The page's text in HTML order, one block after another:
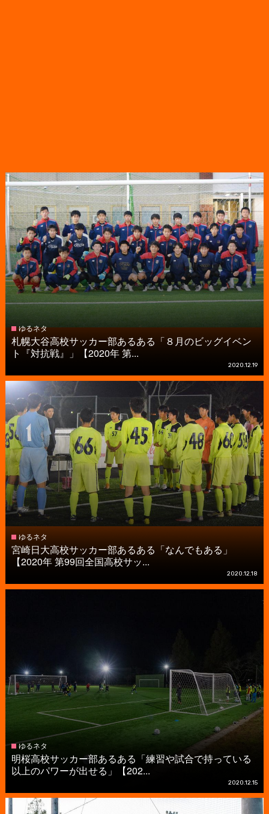
ゆるネタ
札幌大谷高校サッカー部あるある「８月のビッグイベン
ト『対抗戦』」【2020年 第...
2020.12.19
ゆるネタ
宮崎日大高校サッカー部あるある「なんでもある」
【2020年 第99回全国高校サッ...
2020.12.18
ゆるネタ
明桜高校サッカー部あるある「練習や試合で持っている
以上のパワーが出せる」【202...
2020.12.15